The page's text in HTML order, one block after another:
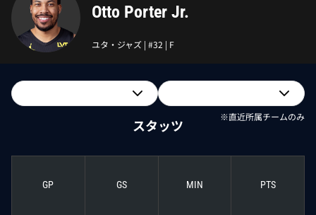
Otto Porter Jr.
ユタ・ジャズ | #32 | F
スタッツ ※直近所属チームのみ
GP GS MIN PTS